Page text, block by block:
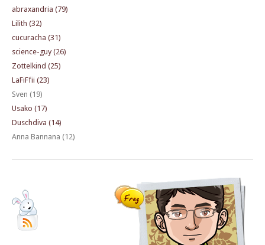
abraxandria (79)
Lilith (32)
cucuracha (31)
science-guy (26)
Zottelkind (25)
LaFiFfii (23)
Sven (19)
Usako (17)
Duschdiva (14)
Anna Bannana (12)